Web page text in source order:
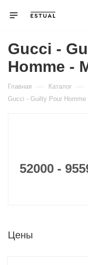
Gucci -
Homme -
Главная — Каталог —
Gucci - Guilty Pour
52000 -
Цены